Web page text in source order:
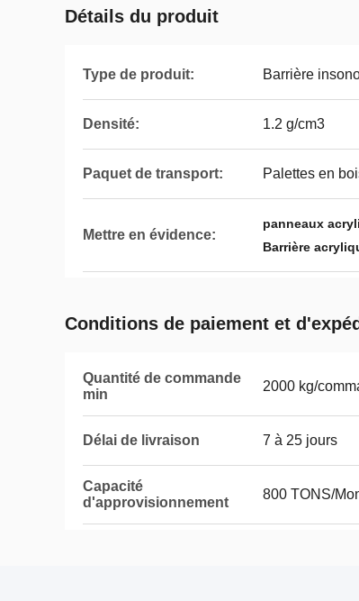
Détails du produit
Type de produit: Barrière
Densité: 1.2 g/cm3
Paquet de transport: Palettes en
Mettre en évidence:
panneaux
Barrière
Conditions de paiement et
Quantité de commande
min
2000 kg/
Délai de livraison 7 à 25 jours
Capacité
d'approvisionnement
800 TONS/